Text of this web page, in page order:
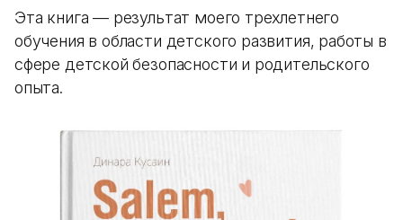
Эта книга — результат моего трехлетнего
обучения в области детского развития, работы в
сфере детской безопасности и родительского
опыта.